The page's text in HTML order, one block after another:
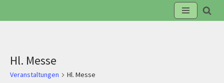
Hl. Messe
Veranstaltungen Hl. Messe